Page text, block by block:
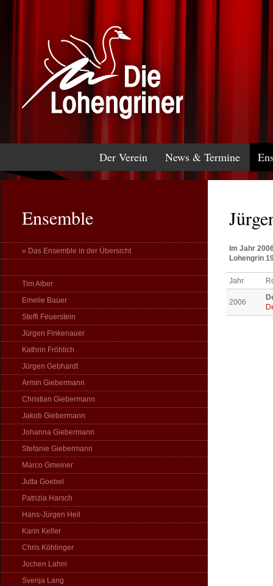
Der Verein News & Termine
Ensemble
» Das Ensemble in der Übersicht
Tim Alber
Emelie Bauer
Steffi Feuerstein
Jürgen Finkenauer
Kathrin Fröhlich
Jürgen Gebhardt
Armin Giebermann
Christian Giebermann
Jakob Giebermann
Johanna Giebermann
Stefanie Giebermann
Marco Gmeiner
Jutta Goebel
Patrizia Harsch
Hans-Jürgen Heil
Karin Keller
Chris Köhlinger
Jochen Lahm
Svenja Lang
Im Jahr
Lohengrin
Jahr
2006